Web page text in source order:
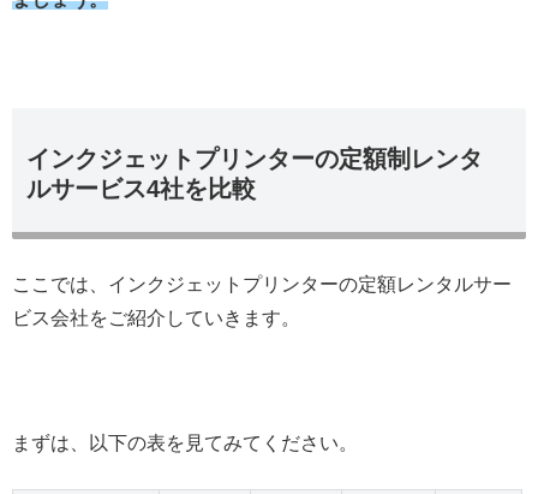
インクジェットプリンターの定額制レンタ
ルサービス4社を比較
ここでは、インクジェットプリンターの定額レンタルサー
ビス会社をご紹介していきます。
まずは、以下の表を見てみてください。